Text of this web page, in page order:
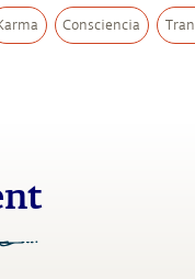
Consciencia